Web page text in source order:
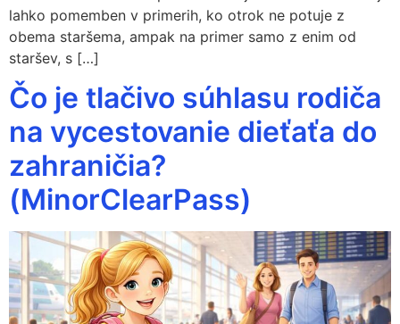
lahko pomemben v primerih, ko otrok ne potuje z
obema staršema, ampak na primer samo z enim od
staršev, s […]
Čo je tlačivo súhlasu rodiča
na vycestovanie dieťaťa do
zahraničia?
(MinorClearPass)